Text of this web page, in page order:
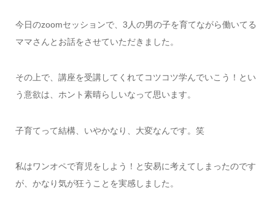
今日のzoomセッションで、3人の男の子を育てながら働いてる
ママさんとお話をさせていただきました。
その上で、講座を受講してくれてコツコツ学んでいこう！とい
う意欲は、ホント素晴らしいなって思います。
子育てって結構、いやかなり、大変なんです。笑
私はワンオペで育児をしよう！と安易に考えてしまったのです
が、かなり気が狂うことを実感しました。